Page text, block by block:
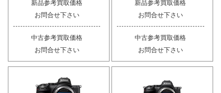
新品参考買取価格
お問合せ下さい
中古参考買取価格
お問合せ下さい
新品参考買取価格
お問合せ下さい
中古参考買取価格
お問合せ下さい